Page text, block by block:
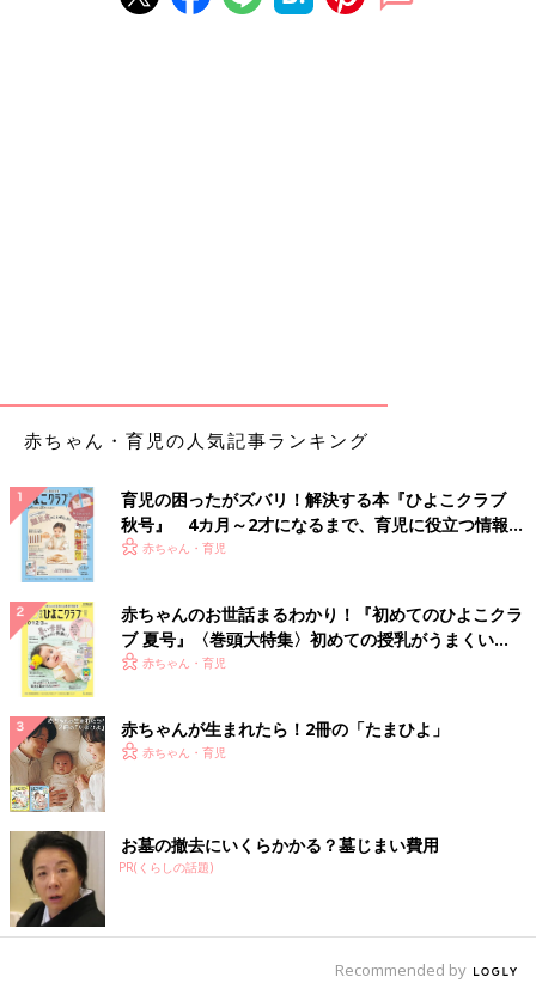
赤ちゃん・育児の人気記事ランキング
育児の困ったがズバリ！解決する本『ひよこクラブ
秋号』 4カ月～2才になるまで、育児に役立つ情報が
いっぱい！
赤ちゃん・育児
赤ちゃんのお世話まるわかり！『初めてのひよこクラ
ブ 夏号』〈巻頭大特集〉初めての授乳がうまくい
く！ おっぱい・ミルクの基本と夏のトラブル 解決テ
赤ちゃん・育児
赤ちゃんが生まれたら！2冊の「たまひよ」
赤ちゃん・育児
お墓の撤去にいくらかかる？墓じまい費用
PR(くらしの話題)
Recommended by